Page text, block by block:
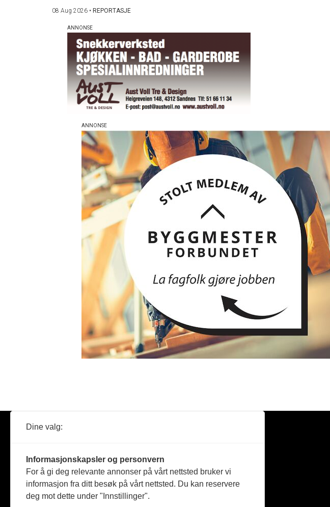
08 Aug 2026 • REPORTASJE
Reportasje
Produkter
Dine valg:
Informasjonskapsler og personvern
For å gi deg relevante annonser på vårt nettsted bruker vi
informasjon fra ditt besøk på vårt nettsted. Du kan reservere
deg mot dette under "Innstillinger".